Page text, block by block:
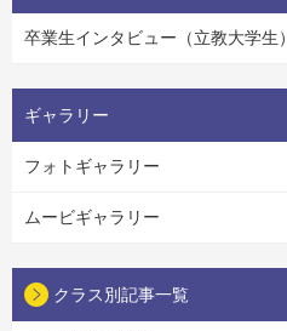
卒業生インタビュー（立教大学生）
ギャラリー
フォトギャラリー
ムービギャラリー
クラス別記事一覧